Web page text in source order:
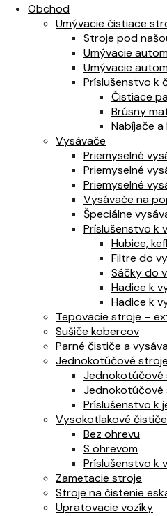
Obchod
Umývacie čistiace
Stroje pod
Umývacie
Umývacie
Príslušenstvo k
Čistiace
Brúsny
Nabíjače
Vysávače
Priemyselné
Priemyselné
Priemyselné
Vysávače na
Špeciálne
Príslušenstvo k
Hubice,
Filtre do
Sáčky do
Hadice k
Hadice k
Tepovacie stroje –
Sušiče kobercov
Parné čističe a
Jednokotúčové stroje
Jednokotúčové
Jednokotúčové
Príslušenstvo k
Vysokotlakové čističe
Bez ohrevu
S ohrevom
Príslušenstvo k
Zametacie stroje
Stroje na čistenie
Upratovacie vozíky